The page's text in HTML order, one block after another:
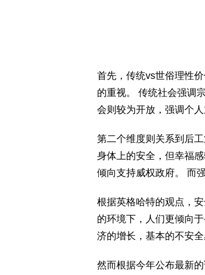
首先，传统vs世俗理性
的重视。 传统社会强调
会则较为开放，强调个
第二个维度则关系到后
身体上的安全，但幸福
倾向支持威权政府。 而
根据英格哈特的观点，
的环境下，人们更倾向
济的增长，基本的不安
然而根据今年公布最新